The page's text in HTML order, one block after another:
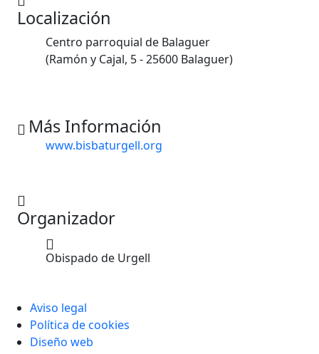
Localización
Centro parroquial de Balaguer
(Ramón y Cajal, 5 - 25600 Balaguer)
Más Información
www.bisbaturgell.org
Organizador
Obispado de Urgell
Aviso legal
Política de cookies
Diseño web